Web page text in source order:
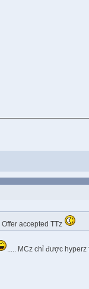
accepted TTz
..... MCz chỉ được